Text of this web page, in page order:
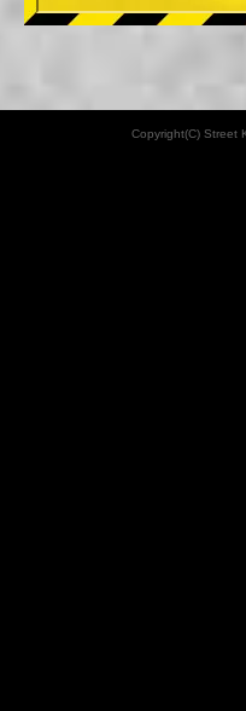
Copyright(C) Street